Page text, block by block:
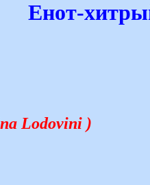
Енот-
Lodovini )